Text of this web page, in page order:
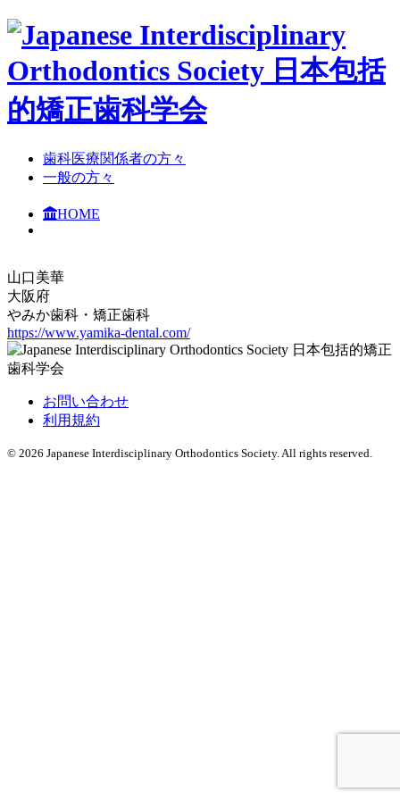
⻭科医療関係者の方々
⼀般の⽅々
HOME
山口美華
大阪府
やみか歯科・矯正歯科
https://www.yamika-dental.com/
お問い合わせ
利用規約
© 2026 Japanese Interdisciplinary Orthodontics Society. All rights reserved.